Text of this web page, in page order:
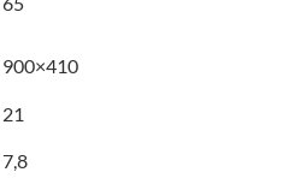
900×410
21
7,8